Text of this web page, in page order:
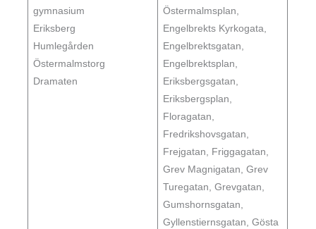
gymnasium
Eriksberg
Humlegården
Östermalmstorg
Dramaten
Östermalmsplan,
Engelbrekts Kyrkogata,
Engelbrektsgatan,
Engelbrektsplan,
Eriksbergsgatan,
Eriksbergsplan,
Floragatan,
Fredrikshovsgatan,
Frejgatan, Friggagatan,
Grev Magnigatan, Grev
Turegatan, Grevgatan,
Gumshornsgatan,
Gyllenstiernsgatan, Gösta